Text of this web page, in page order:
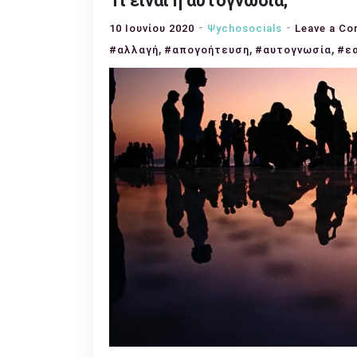
10 Ιουνίου 2020 Ψychosocials Leave a
#αλλαγή, #απογοήτευση, #αυτογνωσία,